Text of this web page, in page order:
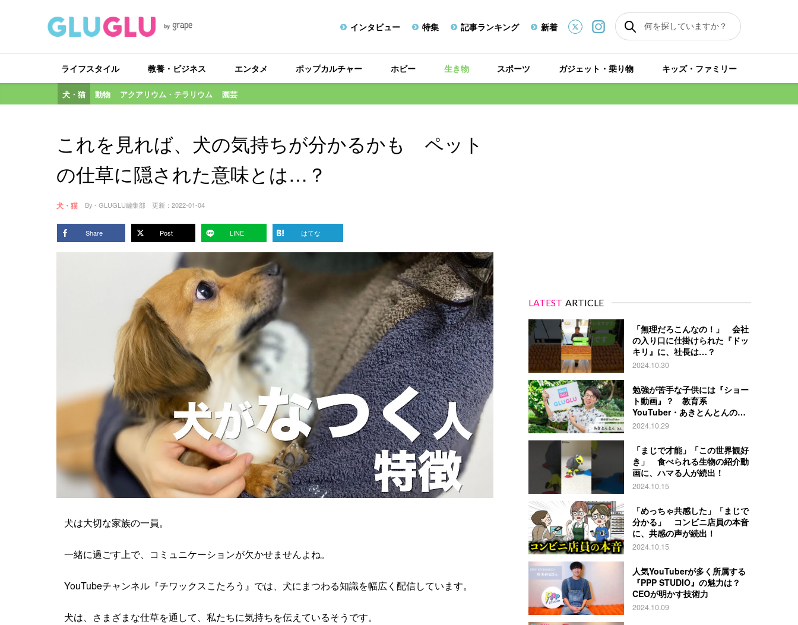
インタビュー 特集 記事ランキング 新着
ライフスタイル 教養・ビジネス エンタメ ポップカルチャー ホビー 生き物
犬・猫 動物 アクアリウム・テラリウム 園芸
スポーツ ガジェット・乗り物 キッズ・ファミリー
これを見れば、犬の気持ちが分かるかも ペット
の仕草に隠された意味とは…？
犬・猫 By - GLUGLU編集部 更新： 2022-01-04
Share Post LINE はてな
犬は大切な家族の一員。
一緒に過ごす上で、コミュニケーションが欠かせませんよね。
YouTubeチャンネル『チワックスこたろう』では、犬にまつわる知識を幅広く配信しています。
犬は、さまざまな仕草を通して、私たちに気持ちを伝えているそうです。
LATEST ARTICLE
「無理だろこんなの！」 会社
の入り口に仕掛けられた『ドッ
キリ』に、社長は…？
2024.10.30
勉強が苦手な子供には『ショー
ト動画』？ 教育系
YouTuber・あきとんとんの戦
略とは
2024.10.29
「まじで才能」「この世界観好
き」 食べられる生物の紹介動
画に、ハマる人が続出！
2024.10.15
「めっちゃ共感した」「まじで
分かる」 コンビニ店員の本音
に、共感の声が続出！
2024.10.15
人気YouTuberが多く所属する
『PPP STUDIO』の魅力は？
CEOが明かす技術力
2024.10.09